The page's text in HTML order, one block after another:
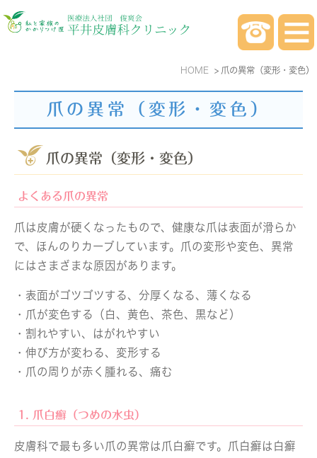
HOME 爪の異常（変形・変色）
爪の異常（変形・変色）
爪の異常（変形・変色）
よくある爪の異常
爪は皮膚が硬くなったもので、健康な爪は表面が滑らか
で、ほんのりカーブしています。爪の変形や変色、異常
にはさまざまな原因があります。
・表面がゴツゴツする、分厚くなる、薄くなる
・爪が変色する（白、黄色、茶色、黒など）
・割れやすい、はがれやすい
・伸び方が変わる、変形する
・爪の周りが赤く腫れる、痛む
1. 爪白癬（つめの水虫）
皮膚科で最も多い爪の異常は爪白癬です。爪白癬は白癬